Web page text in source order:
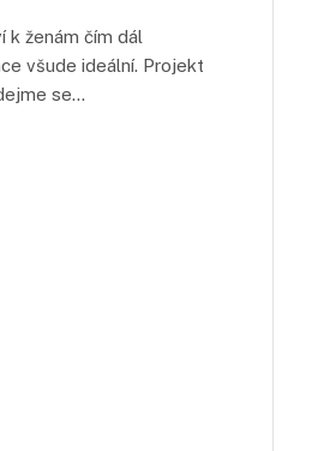
k ženám čím dál
všude ideální. Projekt
se…